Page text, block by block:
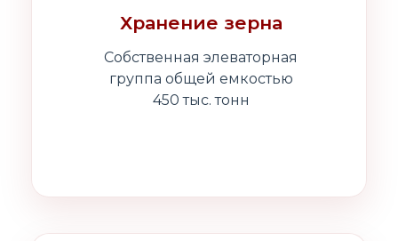
Хранение зерна
Собственная элеваторная
группа общей емкостью
450 тыс. тонн